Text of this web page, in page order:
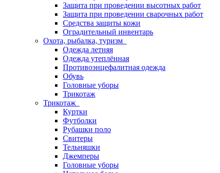
Защита при проведении высотных работ
Защита при проведении сварочных работ
Средства защиты кожи
Оградительный инвентарь
Охота, рыбалка, туризм
Одежда летняя
Одежда утеплённая
Противоэнцефалитная одежда
Обувь
Головные уборы
Трикотаж
Трикотаж
Куртки
Футболки
Рубашки поло
Свитеры
Тельняшки
Джемперы
Головные уборы